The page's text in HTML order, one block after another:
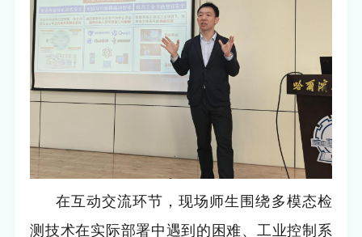
在互动交流环节，现场师生围绕多模态检
测技术在实际部署中遇到的困难、工业控制系